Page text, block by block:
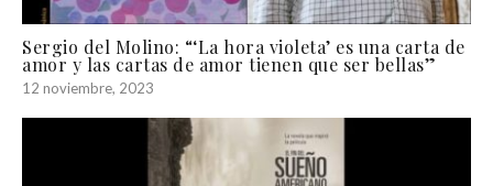
Sergio del Molino: “‘La hora violeta’ es una carta de
amor y las cartas de amor tienen que ser bellas”
12 noviembre, 2023